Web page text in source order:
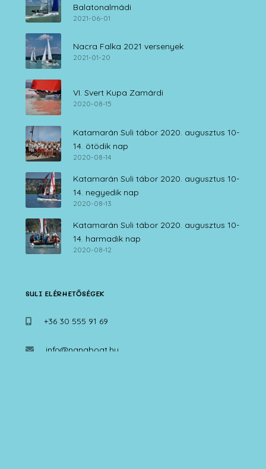
Balatonalmádi
2021-06-01
Nacra Falka 2021 versenyek
2021-01-20
VI. Svert Kupa Zamárdi
2020-08-15
Katamarán Suli tábor 2020. augusztus 10-
14. ötödik nap
2020-08-14
Katamarán Suli tábor 2020. augusztus 10-
14. negyedik nap
2020-08-13
Katamarán Suli tábor 2020. augusztus 10-
14. harmadik nap
2020-08-12
SULI ELÉRHETŐSÉGEK
+36 30 555 91 69
info@nanaboat.hu